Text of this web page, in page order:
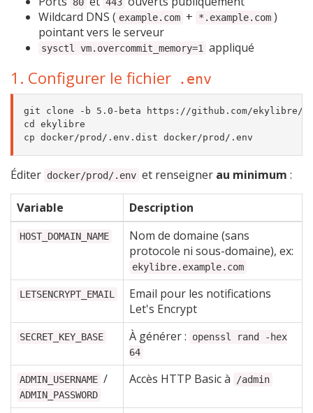
Wildcard DNS ( example.com + *.example.com )
pointant vers le serveur
sysctl vm.overcommit_memory=1 appliqué
1. Configurer le fichier .env
git clone -b 5.0-beta https://github.com/ekylibre/
cd ekylibre
Éditer docker/prod/.env et renseigner au minimum :
Variable Description
HOST_DOMAIN_NAME
Nom de domaine (sans
protocole ni sous-domaine), ex:
ekylibre.example.com
LETSENCRYPT_EMAIL
Email pour les notifications
Let's Encrypt
SECRET_KEY_BASE À générer :
openssl rand -hex
64
ADMIN_USERNAME /
ADMIN_PASSWORD
Accès HTTP Basic à /admin